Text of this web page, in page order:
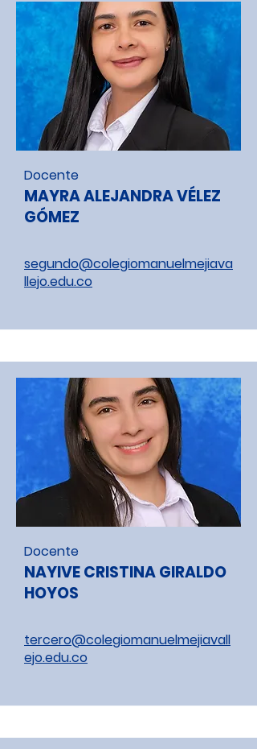
Docente
MAYRA ALEJANDRA VÉLEZ
GÓMEZ
segundo@colegiomanuelmejiava
llejo.edu.co
Docente
NAYIVE CRISTINA GIRALDO
HOYOS
tercero@colegiomanuelmejiavall
ejo.edu.co